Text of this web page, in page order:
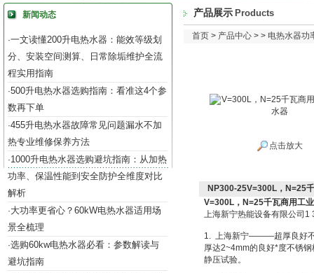
新闻动态
·一文读懂200升电热水器：能效等级划
分、安装空间测算、日常除垢维护全流
程实用指南
·500升电热水器选购指南：看准这4个参
数再下单
·455升电热水器故障常见问题漏水不加
热专业维修保养方法
·1000升电热水器选购避坑指南：从加热
功率、保温性能到安全防护全维度对比
解析
·大功率更省心？60kW电热水器适用场
景全梳理
·选购60kw电热水器必看：参数解读与
避坑指南
产品展示 Products
首页 > 产品中心 > > 电热水器功
点击放大
NP300-25V=300L，N=25
V=300L，N=25千瓦商用工
上海新宁热能设备有限公司1
1. 上海新宁———超厚良好
厚达2~4mm的良好*度不锈
静压试验。